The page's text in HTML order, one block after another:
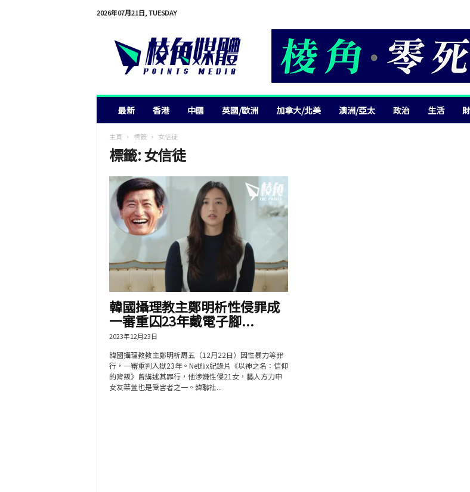
2026年07月21日, TUESDAY
最新 香港 中國 英國/歐洲 加拿大/北美 澳洲/亞太 政治 生活
主頁 標籤 女信徒
標籤: 女信徒
韓國攝理教主鄭明析性侵罪成
一審重囚23年戴電子腳...
2023年12月23日
韓國攝理教教主鄭明析周五（12月22日）因性暴力等罪
行，一審重判入獄23年。Netflix紀錄片《以神之名：信仰
的背叛》曾講述其罪行，他涉嫌性侵21女，藝人方力申
女友葉萱也是受害者之一。韓聯社...